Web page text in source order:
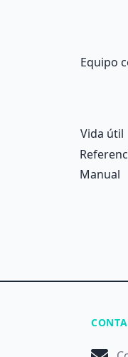
Equipo
Vida útil
Manual